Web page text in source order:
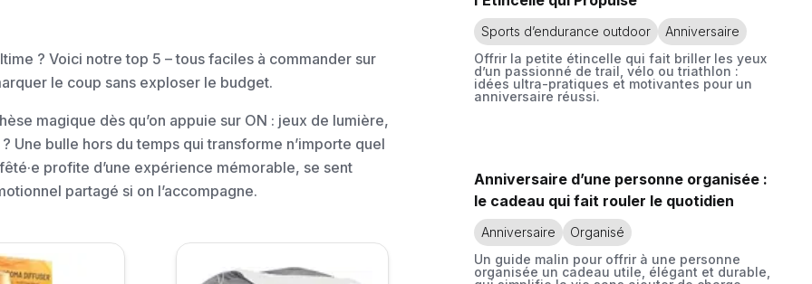
? Voici notre top 5 – tous faciles à commander sur
le coup sans exploser le budget.
magique dès qu’on appuie sur ON : jeux de lumière,
Une bulle hors du temps qui transforme n’importe quel
profite d’une expérience mémorable, se sent
partagé si on l’accompagne.
Sports d’endurance outdoor
Anniversaire
Offrir la petite étincelle qui fait briller les yeux
d’un passionné de trail, vélo ou triathlon :
idées ultra-pratiques et motivantes pour un
anniversaire réussi.
Anniversaire d’une personne organisée :
le cadeau qui fait rouler le quotidien
Anniversaire
Organisé
Un guide malin pour offrir à une personne
organisée un cadeau utile, élégant et durable,